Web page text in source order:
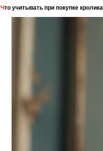
Что учитывать при покупке кролика